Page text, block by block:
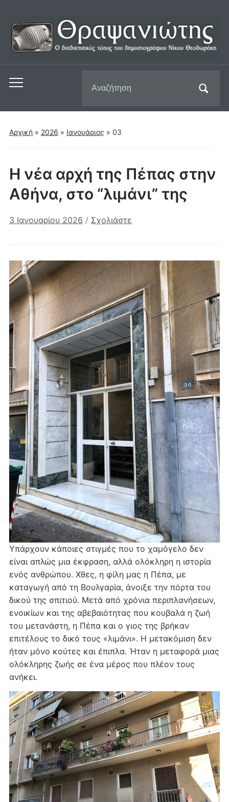
Εναλλαγή
μενού
για
για:
Αρχική » 2026 » Ιανουάριος » 03
Η νέα αρχή της Πέπας στην
Αθήνα, στο “λιμάνι” της
3 Ιανουαρίου 2026 / Σχολιάστε
Υπάρχουν κάποιες στιγμές που το χαμόγελο δεν
είναι απλώς μια έκφραση, αλλά ολόκληρη η ιστορία
ενός ανθρώπου. Χθες, η φίλη μας η Πέπα, με
καταγωγή από τη Βουλγαρία, άνοιξε την πόρτα του
δικού της σπιτιού. Μετά από χρόνια περιπλανήσεων,
ενοικίων και της αβεβαιότητας που κουβαλά η ζωή
του μετανάστη, η Πέπα και ο γιος της βρήκαν
επιτέλους το δικό τους «λιμάνι». Η μετακόμιση δεν
ήταν μόνο κούτες και έπιπλα. Ήταν η μεταφορά μιας
ολόκληρης ζωής σε ένα μέρος που πλέον τους
ανήκει.